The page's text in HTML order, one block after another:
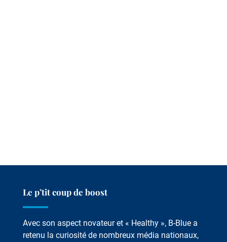
Le p’tit coup de boost
Avec son aspect novateur et « Healthy », B-Blue a
retenu la curiosité de nombreux média nationaux,